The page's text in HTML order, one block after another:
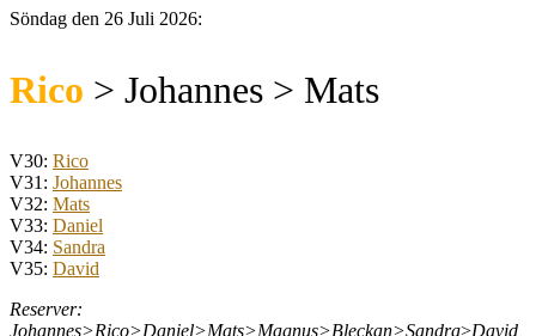
Söndag den 26 Juli 2026:
Rico > Johannes > Mats
V30: Rico
V31: Johannes
V32: Mats
V33: Daniel
V34: Sandra
V35: David
Reserver:
Johannes>Rico>Daniel>Mats>Magnus>Bleckan>Sandra>David